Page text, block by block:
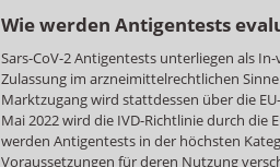
Wie werden Antigentests
Sars-CoV-2 Antigentests unterliegen als
Zulassung im arzneimittelrechtlichen
Marktzugang wird stattdessen über die
Mai 2022 wird die IVD-Richtlinie durch die
werden Antigentests in der höchsten
Voraussetzungen für deren Nutzung